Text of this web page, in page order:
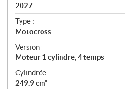
i
c
a
t
i
o
n
s
2027
Type :
Motocross
Version :
Moteur 1 cylindre, 4 temps
Cylindrée :
249.9 cm³